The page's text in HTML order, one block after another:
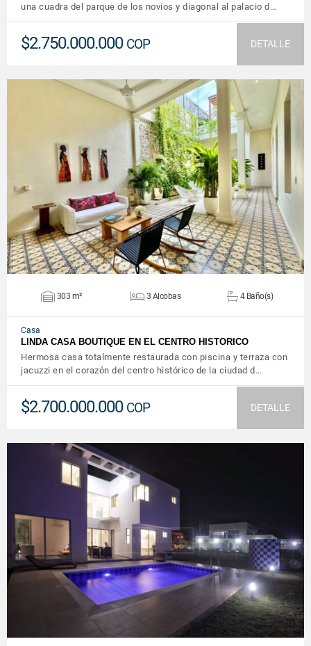
una cuadra del parque de los novios y diagonal al palacio d…
$2.750.000.000 COP DETALLE
VER DETALLES
303 m² 3 Alcobas 4 Baño(s)
Casa
LINDA CASA BOUTIQUE EN EL CENTRO HISTORICO
Hermosa casa totalmente restaurada con piscina y terraza con
jacuzzi en el corazón del centro histórico de la ciudad d…
$2.700.000.000 COP DETALLE
VER DETALLES